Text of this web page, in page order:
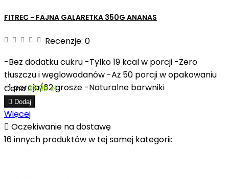
FITREC - FAJNA GALARETKA 350G ANANAS
Recenzje: 0
-Bez dodatku cukru -Tylko 19 kcal w porcji -Zero
tłuszczu i węglowodanów -Aż 50 porcji w opakowaniu
-1 porcja/62 grosze -Naturalne barwniki
Cena36,99 zł
 Dodaj
Więcej
 Oczekiwanie na dostawę
16 innych produktów w tej samej kategorii: